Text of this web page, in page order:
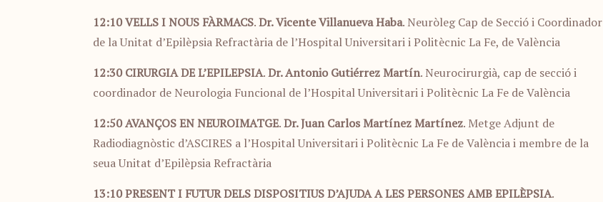
12:10VELLS I NOUS FÀRMACS.Dr. Vicente Villanueva Haba. Neuròleg Cap de Secció i Coordinador
de la Unitat d’Epilèpsia Refractària de l’Hospital Universitari i Politècnic La Fe, de València
12:30 CIRURGIA DE L’EPILEPSIA.Dr. Antonio Gutiérrez Martín. Neurocirurgià, cap de secció i
coordinador de Neurologia Funcional de l’Hospital Universitari i Politècnic La Fe de València
12:50AVANÇOS EN NEUROIMATGE.Dr. Juan Carlos Martínez Martínez. Metge Adjunt de
Radiodiagnòstic d’ASCIRES a l’Hospital Universitari i Politècnic La Fe de València i membre de la
seua Unitat d’Epilèpsia Refractària
13:10PRESENT I FUTUR DELS DISPOSITIUS D’AJUDA A LES PERSONES AMB EPILÈPSIA.